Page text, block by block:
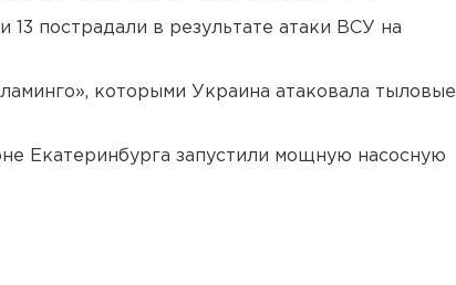
13 пострадали в результате атаки ВСУ на
которыми Украина атаковала тыловые
Екатеринбурга запустили мощную насосную